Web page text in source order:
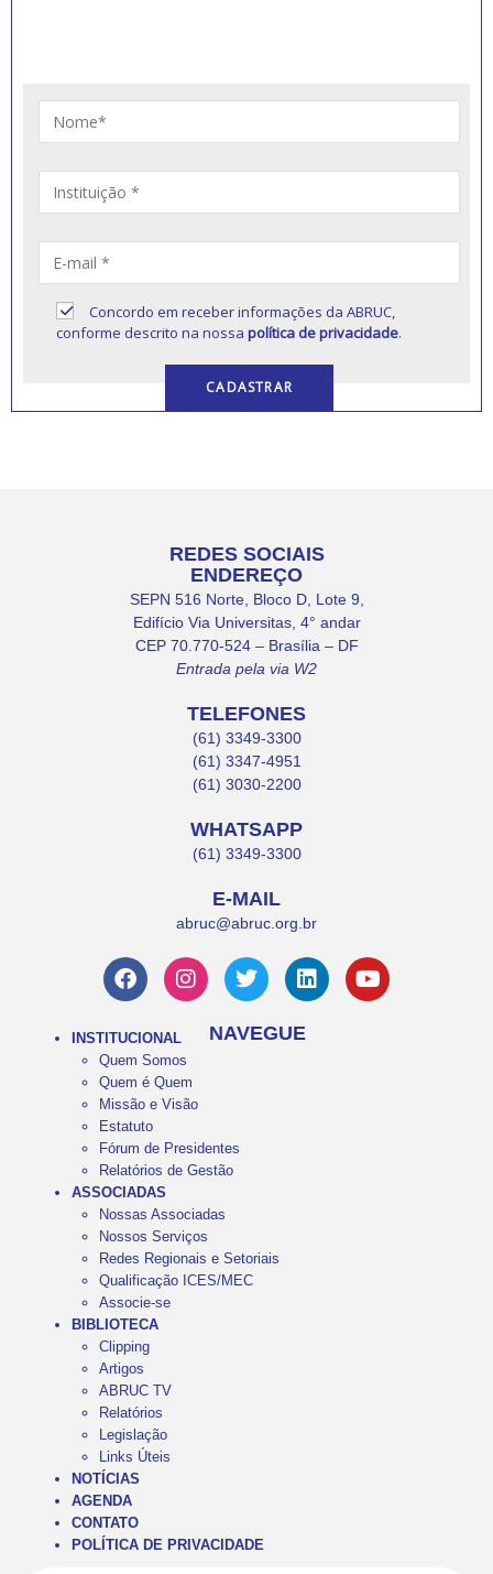
Concordo em receber informações da ABRUC,
conforme descrito na nossapolítica de privacidade.
REDES SOCIAIS
ENDEREÇO
SEPN 516 Norte, Bloco D, Lote 9,
Edifício Via Universitas, 4° andar
CEP 70.770-524 – Brasília – DF
Entrada pela via W2
TELEFONES
(61) 3349-3300
(61) 3347-4951
(61) 3030-2200
WHATSAPP
(61) 3349-3300
E-MAIL
abruc@abruc.org.br
NAVEGUE
INSTITUCIONAL
Quem Somos
Quem é Quem
Missão e Visão
Estatuto
Fórum de Presidentes
Relatórios de Gestão
ASSOCIADAS
Nossas Associadas
Nossos Serviços
Redes Regionais e Setoriais
Qualificação ICES/MEC
Associe-se
BIBLIOTECA
Clipping
Artigos
ABRUC TV
Relatórios
Legislação
Links Úteis
NOTÍCIAS
AGENDA
CONTATO
POLÍTICA DE PRIVACIDADE